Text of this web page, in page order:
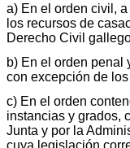
a) En el orden civil,
los recursos de
Derecho Civil
b) En el orden penal
con excepción de
c) En el orden
instancias y grados,
Junta y por la
cuya legislación